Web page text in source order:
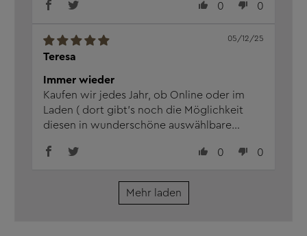
0 0
Teresa
05/12/25
Immer wieder
Kaufen wir jedes Jahr, ob Online oder im
Laden ( dort gibt’s noch die Möglichkeit
diesen in wunderschöne auswählbare
gut, vorallem jetzt zur Weihnachtszeit.
0 0
Mehr laden